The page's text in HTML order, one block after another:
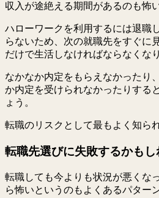
収入が途絶える期間があるのも怖
ハローワークを利用するには退職
らないため、次の就職先をすぐに
だけで生活しなければならなくな
なかなか内定をもらえなかったり
か内定を受けられなかったりする
ょう。
転職のリスクとして最もよく知ら
転職先選びに失敗するかも
転職しても今よりも状況が悪くな
ら怖いというのもよくあるパター